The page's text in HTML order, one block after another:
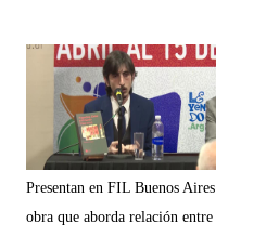
Presentan en FIL Buenos Aires
obra que aborda relación entre